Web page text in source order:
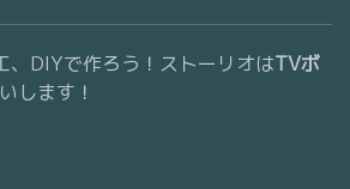
、DIYで作ろう！ストーリオはTVボ
します！